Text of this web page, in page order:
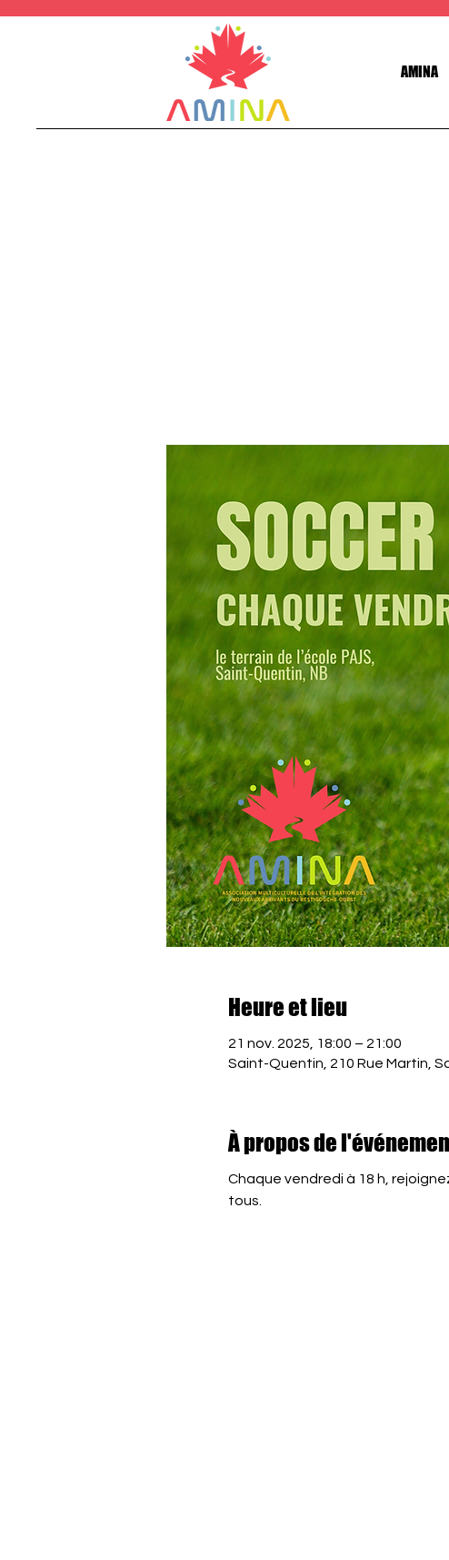
AMINA
Heure et lieu
21 nov. 2025, 18:00 – 21:00
Saint-Quentin, 210 Rue Martin,
À propos de
Chaque vendredi à 18 h,
tous.